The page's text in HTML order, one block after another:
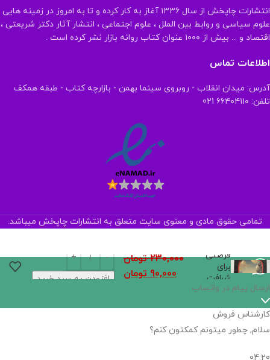
انتشارات چاپخش از سال ۱۳۳۶ آغاز به کار کرده و تا به امروز در زمینه هایی
علوم سیاسی و روابط بین الملل ، علوم اجتماعی ، انتشار آثار دکتر شریعتی ،
اقتصاد و ... بیش از ۱۰۰۰ عنوان کتاب روانه بازار نشر کرده است .
اطلاعات تماس
آدرس: میدان انقلاب - روبروی سینما بهمن - بازارچه کتاب - طبقه همکف
تلفن: ۶۶۴۰۴۱۱۰ 021
تمامی حقوق مادی و معنوی سایت متعلق به انتشارات چاپخش میباشد.
فرصتی
برای
شرافت
230,000 تومان
90,000 تومان افزودن به سبد خرید
اگر
نیست,